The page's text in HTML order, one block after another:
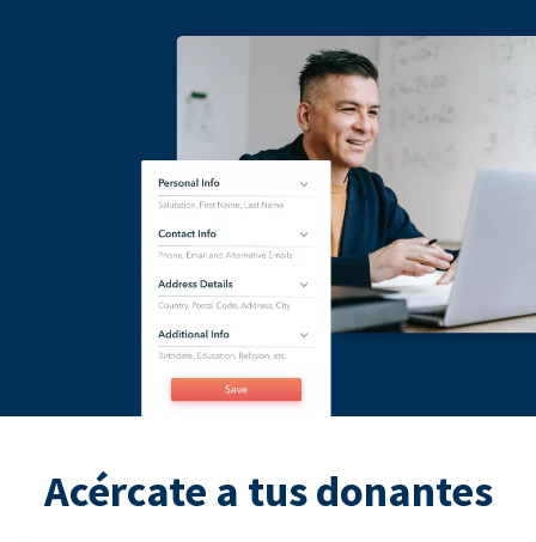
Acércate a tus donantes